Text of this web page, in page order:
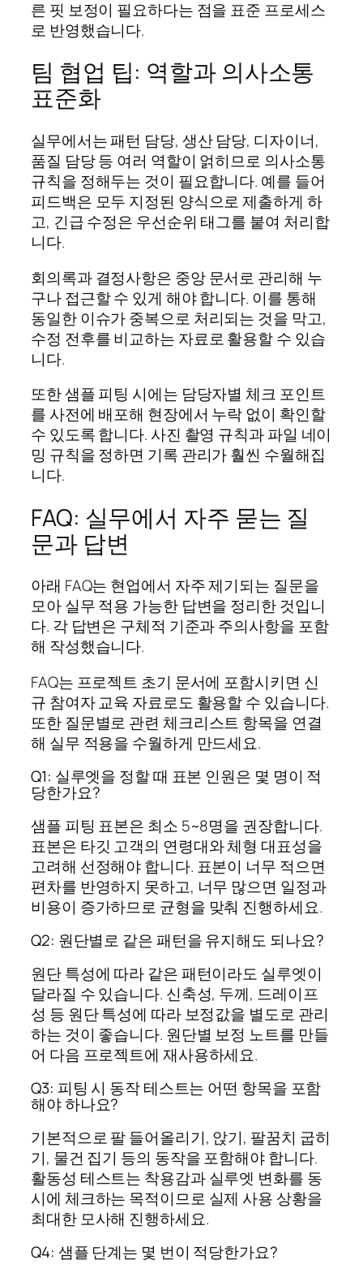
른 핏 보정이 필요하다는 점을 표준 프로세스
로 반영했습니다.
팀 협업 팁: 역할과 의사소통
표준화
실무에서는 패턴 담당, 생산 담당, 디자이너,
품질 담당 등 여러 역할이 얽히므로 의사소통
규칙을 정해두는 것이 필요합니다. 예를 들어
피드백은 모두 지정된 양식으로 제출하게 하
고, 긴급 수정은 우선순위 태그를 붙여 처리합
니다.
회의록과 결정사항은 중앙 문서로 관리해 누
구나 접근할 수 있게 해야 합니다. 이를 통해
동일한 이슈가 중복으로 처리되는 것을 막고,
수정 전후를 비교하는 자료로 활용할 수 있습
니다.
또한 샘플 피팅 시에는 담당자별 체크 포인트
를 사전에 배포해 현장에서 누락 없이 확인할
수 있도록 합니다. 사진 촬영 규칙과 파일 네이
밍 규칙을 정하면 기록 관리가 훨씬 수월해집
니다.
FAQ: 실무에서 자주 묻는 질
문과 답변
아래 FAQ는 현업에서 자주 제기되는 질문을
모아 실무 적용 가능한 답변을 정리한 것입니
다. 각 답변은 구체적 기준과 주의사항을 포함
해 작성했습니다.
FAQ는 프로젝트 초기 문서에 포함시키면 신
규 참여자 교육 자료로도 활용할 수 있습니다.
또한 질문별로 관련 체크리스트 항목을 연결
해 실무 적용을 수월하게 만드세요.
Q1: 실루엣을 정할 때 표본 인원은 몇 명이 적
당한가요?
샘플 피팅 표본은 최소 5~8명을 권장합니다.
표본은 타깃 고객의 연령대와 체형 대표성을
고려해 선정해야 합니다. 표본이 너무 적으면
편차를 반영하지 못하고, 너무 많으면 일정과
비용이 증가하므로 균형을 맞춰 진행하세요.
Q2: 원단별로 같은 패턴을 유지해도 되나요?
원단 특성에 따라 같은 패턴이라도 실루엣이
달라질 수 있습니다. 신축성, 두께, 드레이프
성 등 원단 특성에 따라 보정값을 별도로 관리
하는 것이 좋습니다. 원단별 보정 노트를 만들
어 다음 프로젝트에 재사용하세요.
Q3: 피팅 시 동작 테스트는 어떤 항목을 포함
해야 하나요?
기본적으로 팔 들어올리기, 앉기, 팔꿈치 굽히
기, 물건 집기 등의 동작을 포함해야 합니다.
활동성 테스트는 착용감과 실루엣 변화를 동
시에 체크하는 목적이므로 실제 사용 상황을
최대한 모사해 진행하세요.
Q4: 샘플 단계는 몇 번이 적당한가요?